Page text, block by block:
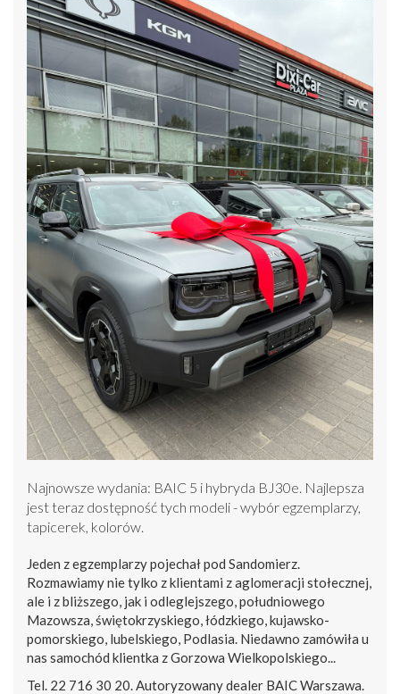
Najnowsze wydania: BAIC 5 i hybryda BJ30e. Najlepsza
jest teraz dostępność tych modeli - wybór egzemplarzy,
tapicerek, kolorów.
Jeden z egzemplarzy pojechał pod Sandomierz.
Rozmawiamy nie tylko z klientami z aglomeracji stołecznej,
ale i z bliższego, jak i odleglejszego, południowego
Mazowsza, świętokrzyskiego, łódzkiego, kujawsko-
pomorskiego, lubelskiego, Podlasia. Niedawno zamówiła u
nas samochód klientka z Gorzowa Wielkopolskiego...
Tel. 22 716 30 20. Autoryzowany dealer BAIC Warszawa.